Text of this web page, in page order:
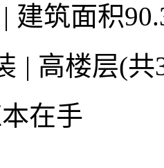
| 建筑面积
| 高楼层(
在手